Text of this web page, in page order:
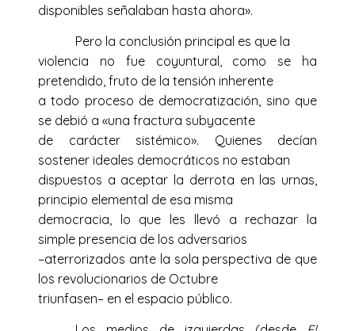
disponibles señalaban hasta ahora».
Pero la conclusión principal es que la
violencia no fue coyuntural, como se ha
pretendido, fruto de la tensión inherente
a todo proceso de democratización, sino que
se debió a «una fractura subyacente
de carácter sistémico». Quienes decían
sostener ideales democráticos no estaban
dispuestos a aceptar la derrota en las urnas,
principio elemental de esa misma
democracia, lo que les llevó a rechazar la
simple presencia de los adversarios
–aterrorizados ante la sola perspectiva de que
los revolucionarios de Octubre
triunfasen– en el espacio público.